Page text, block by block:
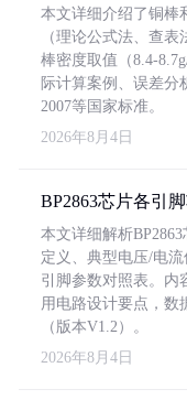
本文详细介绍了铜棒
（理论公式法、查
棒密度取值（8.4-
际计算案例、误差分
2007等国家标准。
2026年8月4日
BP2863芯片各引
本文详细解析
定义、典型电压/电
引脚参数对照表。内
用电路设计要点，数
（版本V1.2）。
2026年8月4日